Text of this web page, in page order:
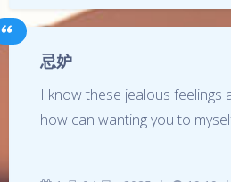
忌妒
I know these jealous feelings
how can wanting you to